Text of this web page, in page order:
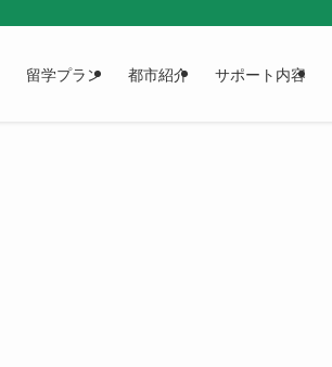
留学プラン 都市紹介 サポート内容